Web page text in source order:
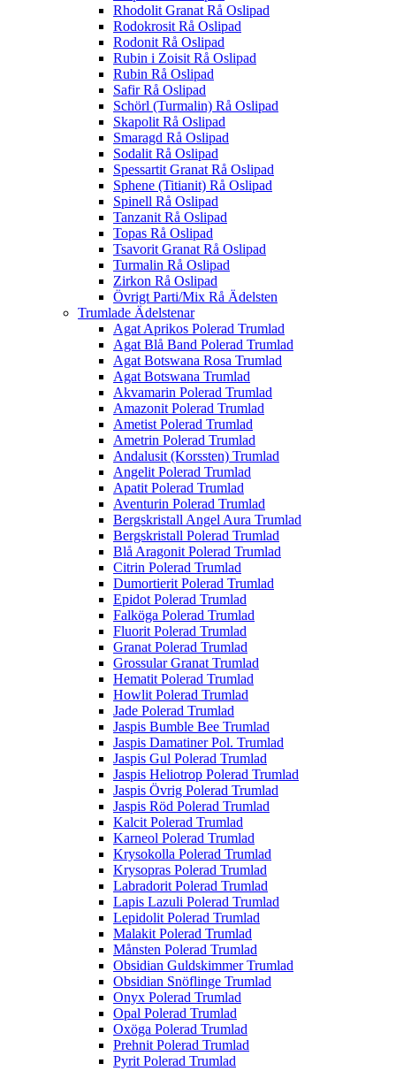
Rhodolit Granat Rå Oslipad
Rodokrosit Rå Oslipad
Rodonit Rå Oslipad
Rubin i Zoisit Rå Oslipad
Rubin Rå Oslipad
Safir Rå Oslipad
Schörl (Turmalin) Rå Oslipad
Skapolit Rå Oslipad
Smaragd Rå Oslipad
Sodalit Rå Oslipad
Spessartit Granat Rå Oslipad
Sphene (Titianit) Rå Oslipad
Spinell Rå Oslipad
Tanzanit Rå Oslipad
Topas Rå Oslipad
Tsavorit Granat Rå Oslipad
Turmalin Rå Oslipad
Zirkon Rå Oslipad
Övrigt Parti/Mix Rå Ädelsten
Trumlade Ädelstenar
Agat Aprikos Polerad Trumlad
Agat Blå Band Polerad Trumlad
Agat Botswana Rosa Trumlad
Agat Botswana Trumlad
Akvamarin Polerad Trumlad
Amazonit Polerad Trumlad
Ametist Polerad Trumlad
Ametrin Polerad Trumlad
Andalusit (Korssten) Trumlad
Angelit Polerad Trumlad
Apatit Polerad Trumlad
Aventurin Polerad Trumlad
Bergskristall Angel Aura Trumlad
Bergskristall Polerad Trumlad
Blå Aragonit Polerad Trumlad
Citrin Polerad Trumlad
Dumortierit Polerad Trumlad
Epidot Polerad Trumlad
Falköga Polerad Trumlad
Fluorit Polerad Trumlad
Granat Polerad Trumlad
Grossular Granat Trumlad
Hematit Polerad Trumlad
Howlit Polerad Trumlad
Jade Polerad Trumlad
Jaspis Bumble Bee Trumlad
Jaspis Damatiner Pol. Trumlad
Jaspis Gul Polerad Trumlad
Jaspis Heliotrop Polerad Trumlad
Jaspis Övrig Polerad Trumlad
Jaspis Röd Polerad Trumlad
Kalcit Polerad Trumlad
Karneol Polerad Trumlad
Krysokolla Polerad Trumlad
Krysopras Polerad Trumlad
Labradorit Polerad Trumlad
Lapis Lazuli Polerad Trumlad
Lepidolit Polerad Trumlad
Malakit Polerad Trumlad
Månsten Polerad Trumlad
Obsidian Guldskimmer Trumlad
Obsidian Snöflinge Trumlad
Onyx Polerad Trumlad
Opal Polerad Trumlad
Oxöga Polerad Trumlad
Prehnit Polerad Trumlad
Pyrit Polerad Trumlad